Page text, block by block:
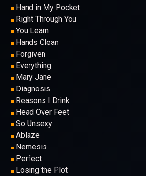
Hand in My Pocket
Right Through You
You Learn
Hands Clean
Forgiven
Everything
Mary Jane
Diagnosis
Reasons I Drink
Head Over Feet
So Unsexy
Ablaze
Nemesis
Perfect
Losing the Plot